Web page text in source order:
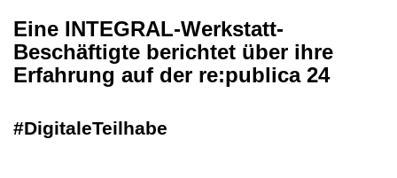
Eine INTEGRAL-Werkstatt-
Beschäftigte berichtet über ihre
Erfahrung auf der re:publica 24
#DigitaleTeilhabe